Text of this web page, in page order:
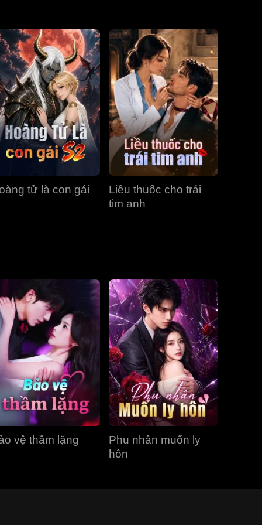
Tập 34 Tập 35 Tập 36
Tập 37 Tập 38
Tập 40
tử là con gái
Liều thuốc cho trái
tim anh
vệ thầm lặng
Phu nhân muốn ly
hôn